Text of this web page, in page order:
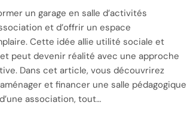
un garage en salle d’activités
et d’offrir un espace
Cette idée allie utilité sociale et
peut devenir réalité avec une approche
Dans cet article, vous découvrirez
et financer une salle pédagogique
association, tout…